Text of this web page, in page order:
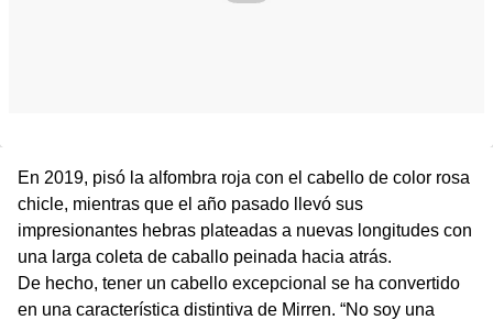
En 2019, pisó la alfombra roja con el cabello de color rosa
chicle, mientras que el año pasado llevó sus
impresionantes hebras plateadas a nuevas longitudes con
una larga coleta de caballo peinada hacia atrás.
De hecho, tener un cabello excepcional se ha convertido
en una característica distintiva de Mirren. “No soy una